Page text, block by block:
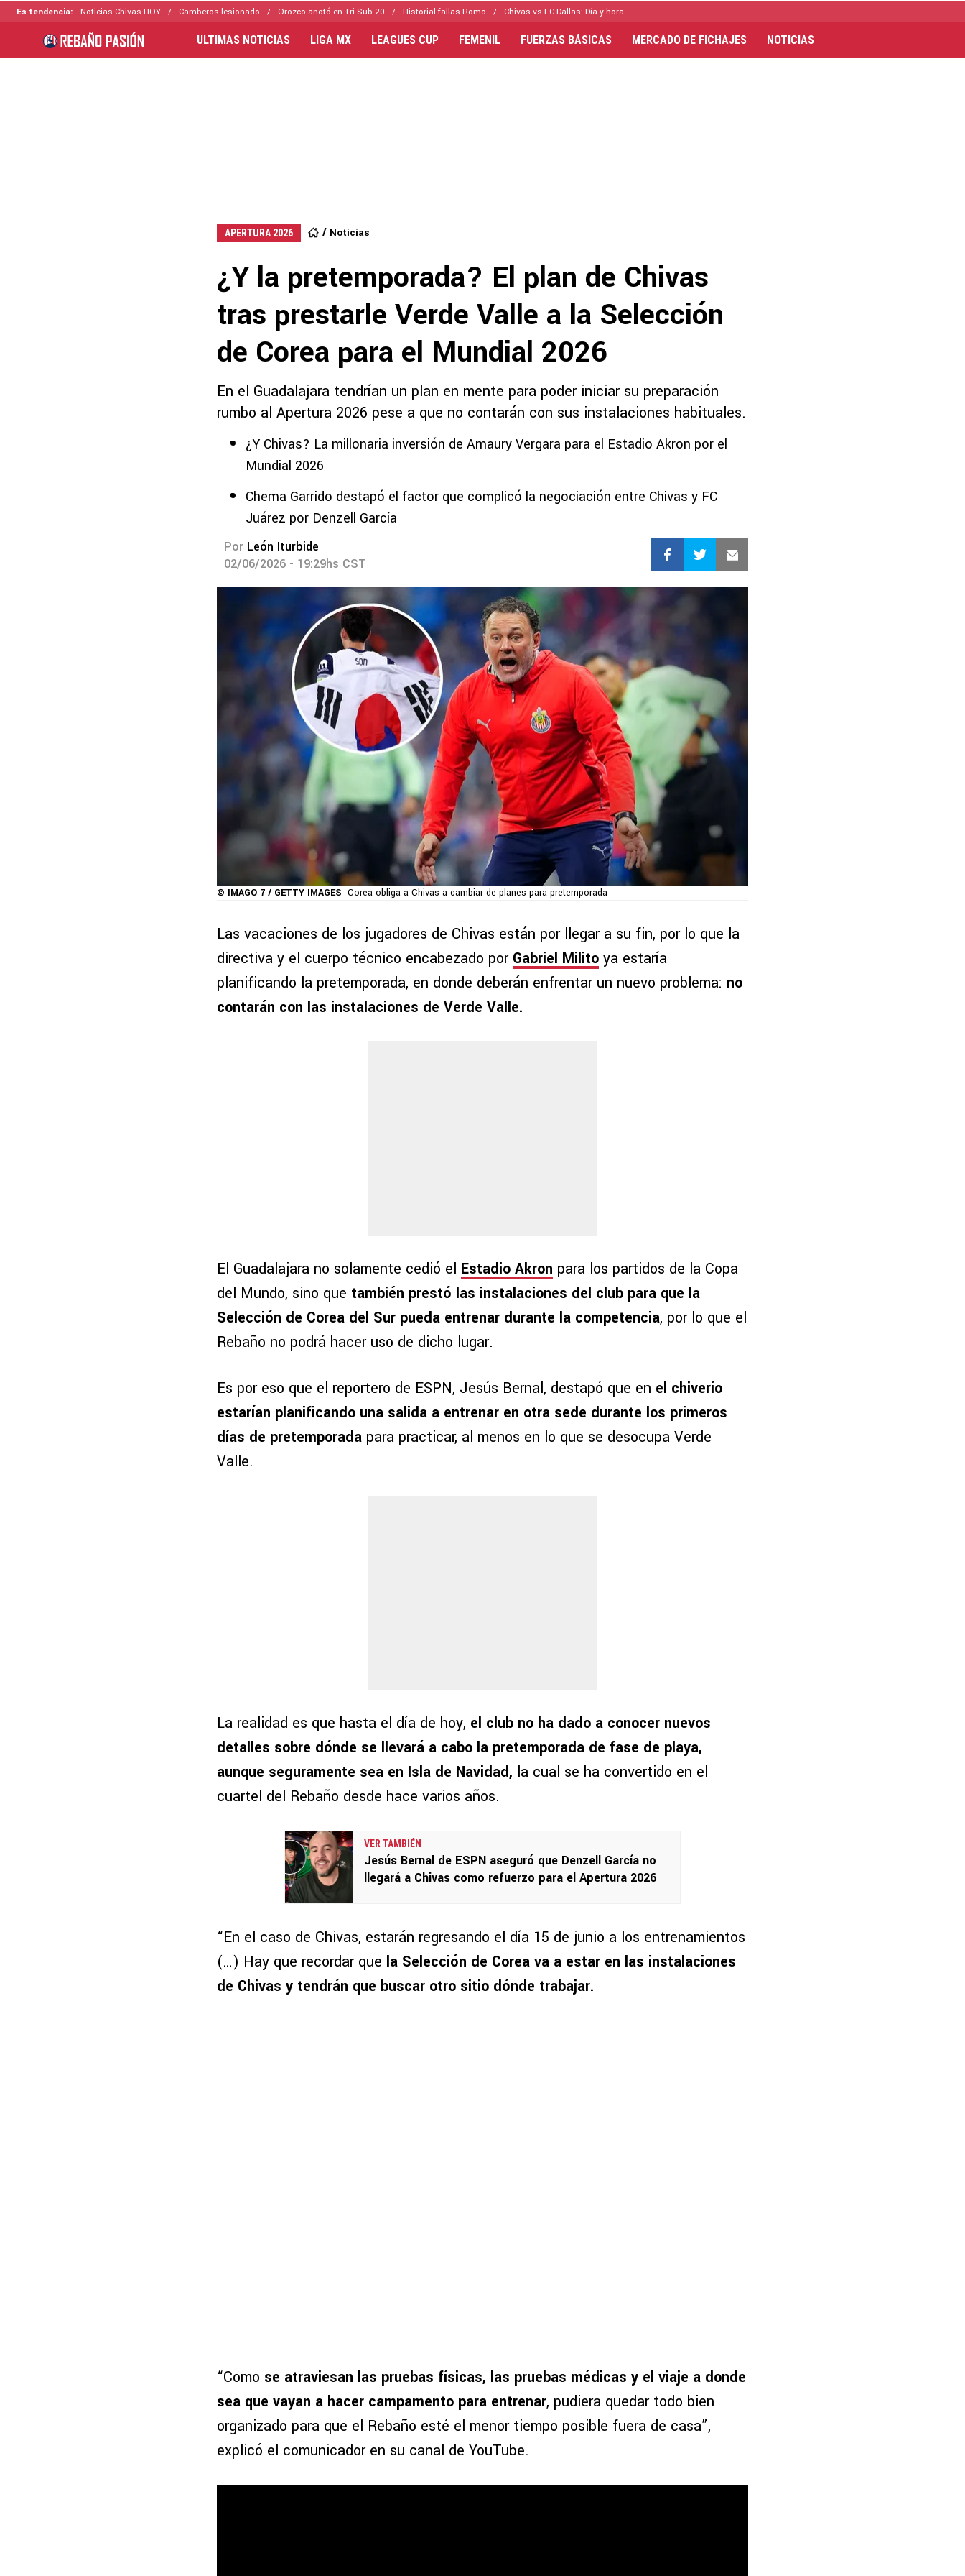
Es tendencia: Noticias Chivas HOY Camberos lesionado Orozco anotó en Tri Sub-20 Historial fallas Romo Chivas vs FC Dallas: Día y hora
ULTIMAS NOTICIAS LIGA MX LEAGUES CUP FEMENIL FUERZAS BÁSICAS MERCADO DE FICHAJES NOTICIAS
APERTURA 2026 Noticias
¿Y la pretemporada? El plan de Chivas
tras prestarle Verde Valle a la Selección
de Corea para el Mundial 2026
En el Guadalajara tendrían un plan en mente para poder iniciar su preparación
rumbo al Apertura 2026 pese a que no contarán con sus instalaciones habituales.
¿Y Chivas? La millonaria inversión de Amaury Vergara para el Estadio Akron por el
Mundial 2026
Chema Garrido destapó el factor que complicó la negociación entre Chivas y FC
Juárez por Denzell García
Por León Iturbide
02/06/2026 - 19:29hs CST
© IMAGO 7 / GETTY IMAGES Corea obliga a Chivas a cambiar de planes para pretemporada
Las vacaciones de los jugadores de Chivas están por llegar a su fin, por lo que la
directiva y el cuerpo técnico encabezado por Gabriel Milito ya estaría
planificando la pretemporada, en donde deberán enfrentar un nuevo problema: no
contarán con las instalaciones de Verde Valle.
El Guadalajara no solamente cedió el Estadio Akron para los partidos de la Copa
del Mundo, sino que también prestó las instalaciones del club para que la
Selección de Corea del Sur pueda entrenar durante la competencia, por lo que el
Rebaño no podrá hacer uso de dicho lugar.
Es por eso que el reportero de ESPN, Jesús Bernal, destapó que en el chiverío
estarían planificando una salida a entrenar en otra sede durante los primeros
días de pretemporada para practicar, al menos en lo que se desocupa Verde
Valle.
La realidad es que hasta el día de hoy, el club no ha dado a conocer nuevos
detalles sobre dónde se llevará a cabo la pretemporada de fase de playa,
aunque seguramente sea en Isla de Navidad, la cual se ha convertido en el
cuartel del Rebaño desde hace varios años.
VER TAMBIÉN
Jesús Bernal de ESPN aseguró que Denzell García no
llegará a Chivas como refuerzo para el Apertura 2026
“En el caso de Chivas, estarán regresando el día 15 de junio a los entrenamientos
(…) Hay que recordar que la Selección de Corea va a estar en las instalaciones
de Chivas y tendrán que buscar otro sitio dónde trabajar.
“Como se atraviesan las pruebas físicas, las pruebas médicas y el viaje a donde
sea que vayan a hacer campamento para entrenar, pudiera quedar todo bien
organizado para que el Rebaño esté el menor tiempo posible fuera de casa”,
explicó el comunicador en su canal de YouTube.